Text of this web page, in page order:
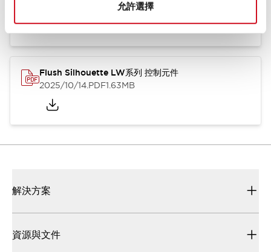
允許選擇
1.23MB
Flush Silhouette LW系列 控制元件
2025/10/14.PDF1.63MB
解決方案
資源與文件